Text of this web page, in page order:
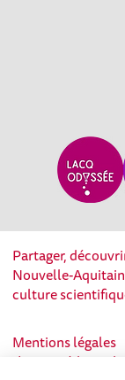
Partager,
Nouvelle-
culture
Mentions légales
|
Ligne éditoriale